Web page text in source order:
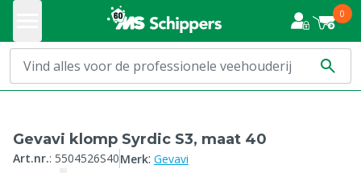
0
Gevavi klomp Syrdic S3, maat 40
Art.nr.: 5504526S40Merk: Gevavi